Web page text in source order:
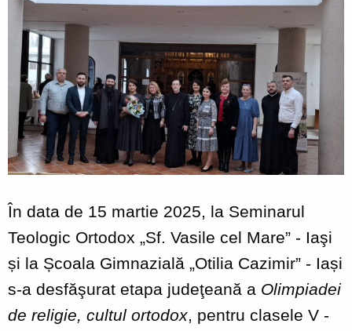
rapidă
activează
cititorul
ecran
pentru
ajuta
să
interacționați
cu
În data de 15 martie 2025, la Seminarul
Teologic Ortodox „Sf. Vasile cel Mare” - Iaşi
și la Școala Gimnazială „Otilia Cazimir” - Iași
s-a desfăşurat etapa judeţeană a Olimpiadei
de religie, cultul ortodox, pentru clasele V -